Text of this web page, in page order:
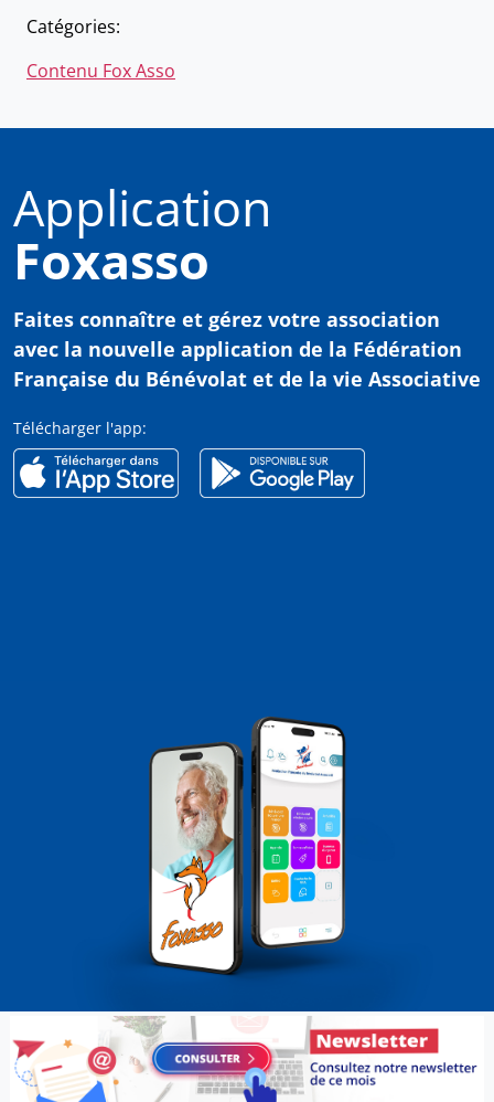
Catégories:
Contenu Fox Asso
Application
Foxasso
Faites connaître et gérez votre association
avec la nouvelle application de la Fédération
Française du Bénévolat et de la vie Associative
Télécharger l'app: